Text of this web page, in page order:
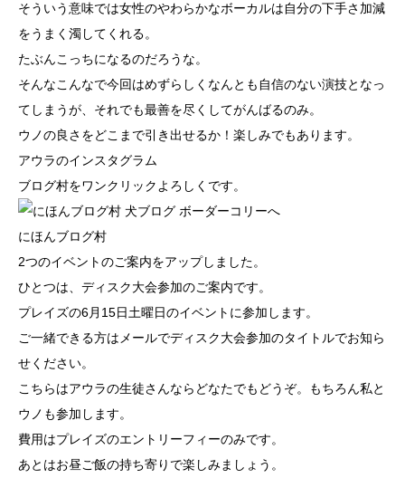
そういう意味では女性のやわらかなボーカルは自分の下手さ加減
をうまく濁してくれる。
たぶんこっちになるのだろうな。
そんなこんなで今回はめずらしくなんとも自信のない演技となっ
てしまうが、それでも最善を尽くしてがんばるのみ。
ウノの良さをどこまで引き出せるか！楽しみでもあります。
アウラのインスタグラム
ブログ村をワンクリックよろしくです。
にほんブログ村
2つのイベントのご案内をアップしました。
ひとつは、ディスク大会参加のご案内です。
プレイズの6月15日土曜日のイベントに参加します。
ご一緒できる方はメールでディスク大会参加のタイトルでお知ら
せください。
こちらはアウラの生徒さんならどなたでもどうぞ。もちろん私と
ウノも参加します。
費用はプレイズのエントリーフィーのみです。
あとはお昼ご飯の持ち寄りで楽しみましょう。